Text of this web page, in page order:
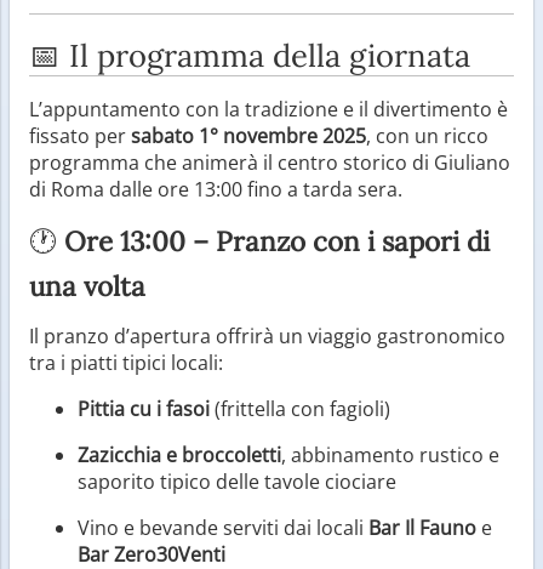
📅 Il programma della giornata
L’appuntamento con la tradizione e il divertimento è
fissato persabato 1° novembre 2025, con un ricco
programma che animerà il centro storico di Giuliano
di Roma dalle ore 13:00 fino a tarda sera.
🕐 Ore 13:00 – Pranzo con i sapori di
una volta
Il pranzo d’apertura offrirà un viaggio gastronomico
tra i piatti tipici locali:
Pittia cu i fasoi(frittella con fagioli)
Zazicchia e broccoletti, abbinamento rustico e
saporito tipico delle tavole ciociare
Vino e bevande serviti dai locali Bar Il Fauno e
Bar Zero30Venti